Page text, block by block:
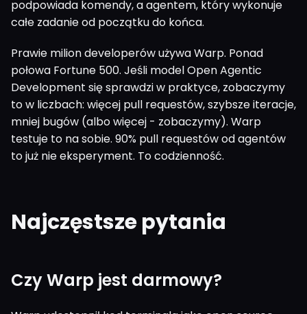
podpowiada komendy, a agentem, który wykonuje
całe zadanie od początku do końca.
Prawie milion developerów używa Warp. Ponad
połowa Fortune 500. Jeśli model Open Agentic
Development się sprawdzi w praktyce, zobaczymy
to w liczbach: więcej pull requestów, szybsze iteracje,
mniej bugów (albo więcej - zobaczymy). Warp
testuje to na sobie. 90% pull requestów od agentów
to już nie eksperyment. To codzienność.
Najczęstsze pytania
Czy Warp jest darmowy?